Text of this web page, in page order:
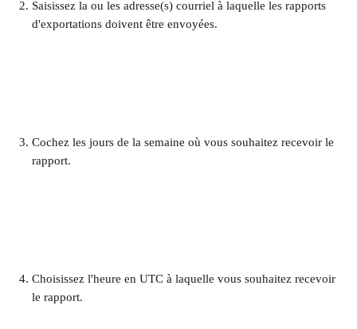
Saisissez la ou les adresse(s) courriel à laquelle les rapports
d'exportations doivent être envoyées.
Cochez les jours de la semaine où vous souhaitez recevoir le
rapport.
Choisissez l'heure en UTC à laquelle vous souhaitez recevoir
le rapport. ​